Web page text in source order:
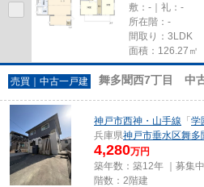
敷：-｜礼：-
所在階：-
間取り：3LDK
面積：126.27㎡
売買｜中古一戸建 舞多聞西7丁目 中
神戸市西神・山手線 「 学
兵庫県神戸市垂水区舞多
4,280万円
築年数：築12年 ｜募集中
階数：2階建